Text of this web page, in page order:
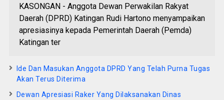
KASONGAN - Anggota Dewan Perwakilan Rakyat
Daerah (DPRD) Katingan Rudi Hartono menyampaikan
apresiasinya kepada Pemerintah Daerah (Pemda)
Katingan ter
Ide Dan Masukan Anggota DPRD Yang Telah Purna Tugas
Akan Terus Diterima
Dewan Apresiasi Raker Yang Dilaksanakan Dinas